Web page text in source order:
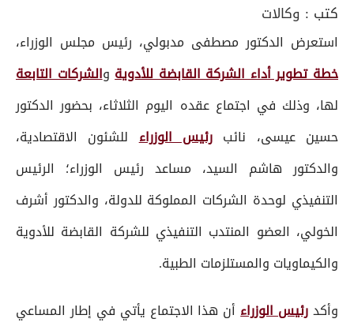
كتب : وكالات
استعرض الدكتور مصطفى مدبولي، رئيس مجلس الوزراء،
خطة تطوير أداء الشركة القابضة للأدويةوالشركات التابعة
لها، وذلك في اجتماع عقده اليوم الثلاثاء، بحضور الدكتور
حسين عيسى، نائب رئيس الوزراءللشئون الاقتصادية،
والدكتور هاشم السيد، مساعد رئيس الوزراء؛ الرئيس
التنفيذي لوحدة الشركات المملوكة للدولة، والدكتور أشرف
الخولي، العضو المنتدب التنفيذي للشركة القابضة للأدوية
والكيماويات والمستلزمات الطبية.
وأكدرئيس الوزراءأن هذا الاجتماع يأتي في إطار المساعي